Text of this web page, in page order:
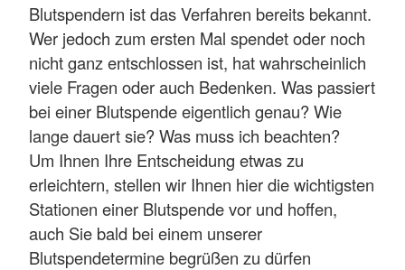
Blutspendern ist das Verfahren bereits bekannt.
Wer jedoch zum ersten Mal spendet oder noch
nicht ganz entschlossen ist, hat wahrscheinlich
viele Fragen oder auch Bedenken. Was passiert
bei einer Blutspende eigentlich genau? Wie
lange dauert sie? Was muss ich beachten?
Um Ihnen Ihre Entscheidung etwas zu
erleichtern, stellen wir Ihnen hier die wichtigsten
Stationen einer Blutspende vor und hoffen,
auch Sie bald bei einem unserer
Blutspendetermine begrüßen zu dürfen